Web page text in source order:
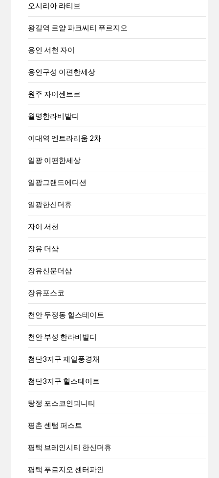
오시리아 라티브
왕길역 로얄 파크씨티 푸르지오
용인 서천 자이
용인구성 이편한세상
원주 자이센트로
월명한라비발디
이대역 엔트라리움 2차
일광 이편한세상
일광그랜드에디션
일광한신더휴
자이 서천
장유 더샵
장유신문더샵
장유포스코
천안 두정동 힐스테이트
천안 부성 한라비발디
첨단3지구 제일풍경채
첨단3지구 힐스테이트
탕정 포스코인피니티
평촌 센텀 퍼스트
평택 브레인시티 한신더휴
평택 푸르지오 센터파인